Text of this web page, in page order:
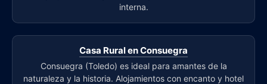
interna.
Casa Rural en Consuegra
Consuegra (Toledo) es ideal para amantes de la
naturaleza y la historia. Alojamientos con encanto y hotel